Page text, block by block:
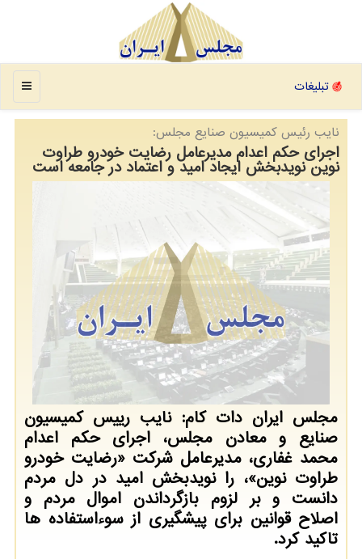
منو تبلیغات
نایب رئیس كمیسیون صنایع مجلس:
اجرای حکم اعدام مدیرعامل رضایت خودرو طراوت
نوین نویدبخش ایجاد امید و اعتماد در جامعه است
مجلس ایران دات کام: نایب رییس کمیسیون
صنایع و معادن مجلس، اجرای حکم اعدام
محمد غفاری، مدیرعامل شرکت «رضایت خودرو
طراوت نوین»، را نویدبخش امید در دل مردم
دانست و بر لزوم بازگرداندن اموال مردم و
اصلاح قوانین برای پیشگیری از سوءاستفاده ها
تاکید کرد.